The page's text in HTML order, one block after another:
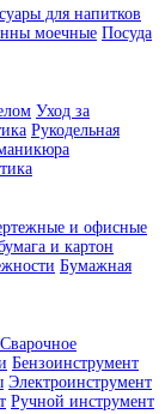
для напитков
моечные Посуда
Уход за
Рукодельная
и офисные
и картон
Бумажная
Сварочное
Бензоинструмент
Электроинструмент
Ручной инструмент